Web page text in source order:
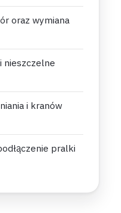
oraz wymiana
nieszczelne
i kranów
pralki